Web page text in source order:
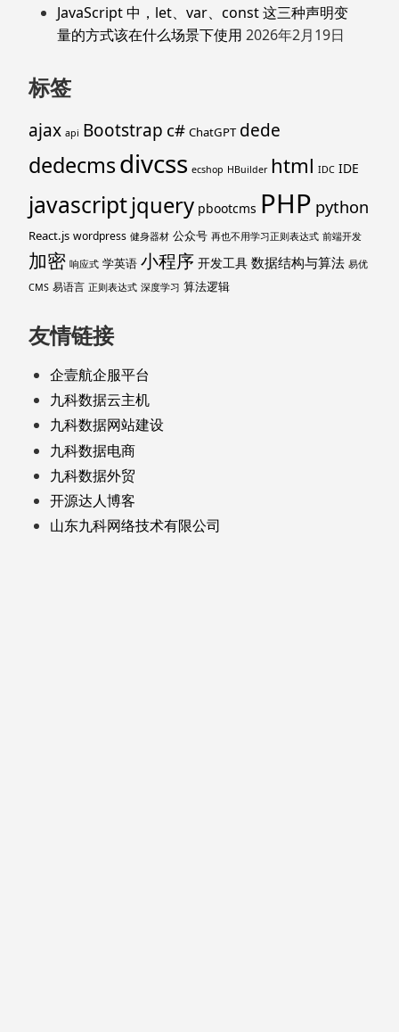
JavaScript 中，let、var、const 这三种声明变
量的方式该在什么场景下使用 2026年2月19日
标签
ajax api Bootstrap c# ChatGPT dede
dedecmsdivcss ecshop HBuilder html IDC IDE
javascriptjquery pbootcms PHP python
React.js wordpress 健身器材 公众号 再也不用学习正则表达式 前端开发
加密 响应式 学英语 小程序 开发工具 数据结构与算法 易优
CMS 易语言 正则表达式 深度学习 算法逻辑
友情链接
企壹航企服平台
九科数据云主机
九科数据网站建设
九科数据电商
九科数据外贸
开源达人博客
山东九科网络技术有限公司